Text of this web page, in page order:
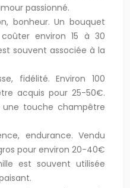
passionné.
bonheur. Un bouquet
environ 15 à 30
souvent associée à la
fidélité. Environ 100
acquis pour 25-50€.
touche champêtre
endurance. Vendu
pour environ 20-40€
est souvent utilisée